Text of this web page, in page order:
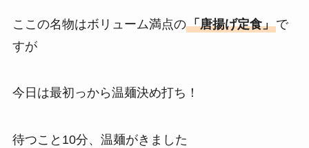
ここの名物はボリューム満点の「唐揚げ定食」で
すが
今日は最初っから温麺決め打ち！
待つこと10分、温麺がきました